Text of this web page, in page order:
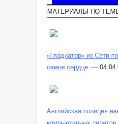
МАТЕРИАЛЫ ПО
«Гладиатор» из Сети
самое сердце
Английская полиция